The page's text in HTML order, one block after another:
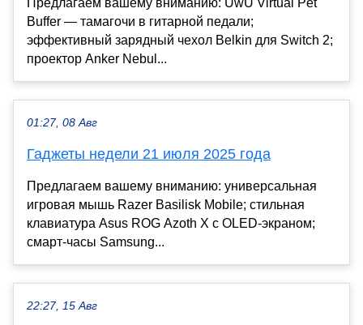
Предлагаем вашему вниманию: UwU Virtual Pet
Buffer — тамагочи в гитарной педали;
эффективный зарядный чехол Belkin для Switch 2;
проектор Anker Nebul...
01:27, 08 Авг
Гаджеты недели 21 июля 2025 года
Предлагаем вашему вниманию: универсальная
игровая мышь Razer Basilisk Mobile; стильная
клавиатура Asus ROG Azoth X с OLED-экраном;
смарт-часы Samsung...
22:27, 15 Авг